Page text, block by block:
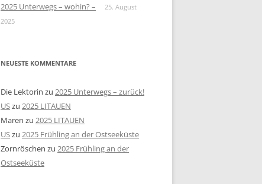
2025 Unterwegs – wohin? –
25. August
2025
NEUESTE KOMMENTARE
Die Lektorin zu 2025 Unterwegs – zurück!
USzu 2025 LITAUEN
Maren zu 2025 LITAUEN
USzu 2025 Frühling an der Ostseeküste
Zornröschen zu 2025 Frühling an der
Ostseeküste